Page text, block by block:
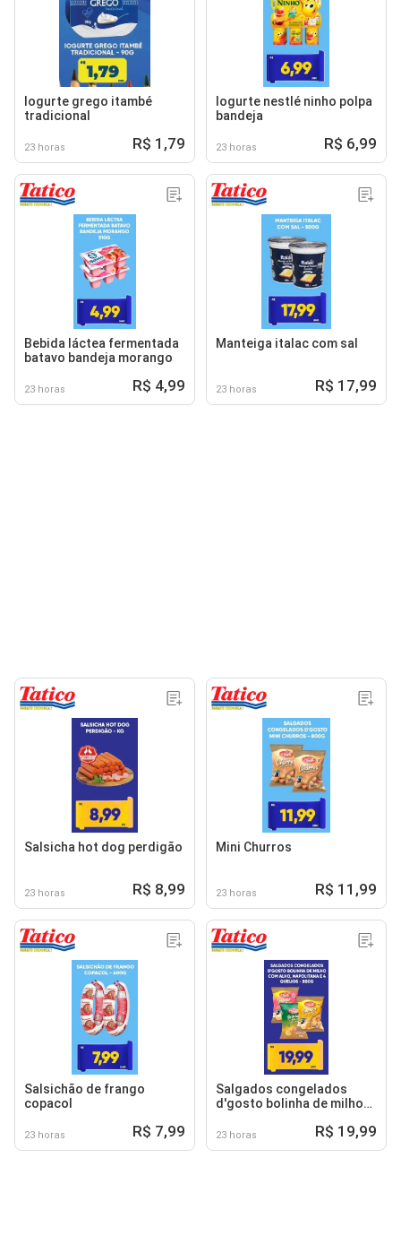
Iogurte grego itambé
tradicional
23 horas R$ 1,79
Iogurte nestlé ninho polpa
bandeja
23 horas R$ 6,99
Bebida láctea fermentada
batavo bandeja morango
23 horas R$ 4,99
Manteiga italac com sal
23 horas R$ 17,99
Salsicha hot dog perdigão
23 horas R$ 8,99
Mini Churros
23 horas R$ 11,99
Salsichão de frango
copacol
23 horas R$ 7,99
Salgados congelados
d'gosto bolinha de milho
queijos
23 horas R$ 19,99